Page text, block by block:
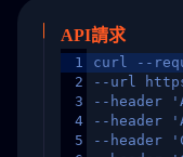
API請求
1
2
3
4
5
curl --
--url
--header
--header
--header